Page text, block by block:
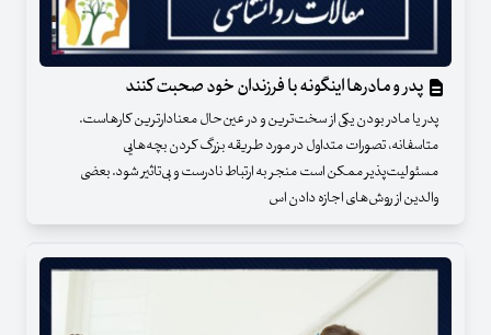
پدر و مادرها اینگونه با فرزندان خود صحبت کنند
پدر یا مادر بودن یکی از سخت‌ترین و در عین‌حال معنادارترین کارهاست.
متاسفانه، تصورات متداول در مورد طریقه بزرگ کردن بچه‌هایی
مسئولیت‌پذیر ممکن است منجر به ارتباط نادرست و بی‌تاثیر شود. بعضی
والدین از روش‌های اجازه دادن اس